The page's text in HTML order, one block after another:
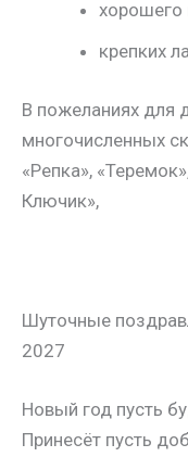
хорошего
крепких
В пожеланиях для
многочисленных
«Репка»,
Ключик»,
Шуточные
2027
Новый год пусть
Принесёт пусть